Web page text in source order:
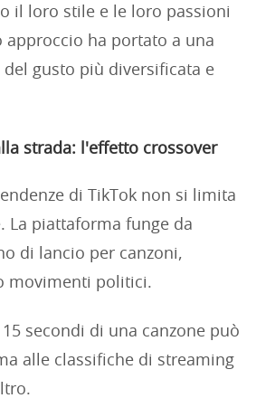
il loro stile e le loro passioni
approccio ha portato a una
del gusto più diversificata e
strada: l'effetto crossover
di TikTok non si limita
La piattaforma funge da
di lancio per canzoni,
movimenti politici.
secondi di una canzone può
alle classifiche di streaming